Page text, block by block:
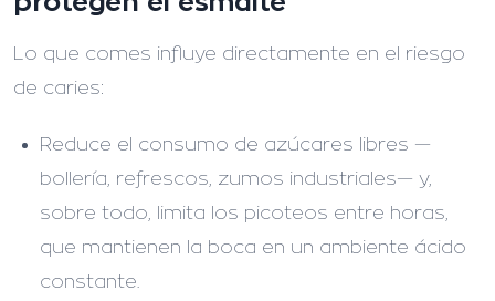
Lo que comes influye directamente en el riesgo
de caries:
Reduce el consumo de azúcares libres —
bollería, refrescos, zumos industriales— y,
sobre todo, limita los picoteos entre horas,
que mantienen la boca en un ambiente ácido
constante.